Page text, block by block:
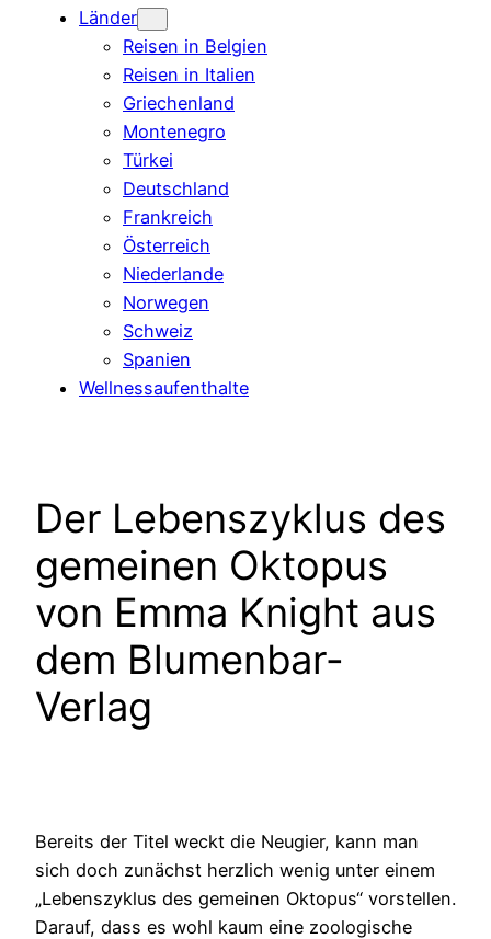
Länder
Reisen in Belgien
Reisen in Italien
Griechenland
Montenegro
Türkei
Deutschland
Frankreich
Österreich
Niederlande
Norwegen
Schweiz
Spanien
Wellnessaufenthalte
Der Lebenszyklus des
gemeinen Oktopus
von Emma Knight aus
dem Blumenbar-
Verlag
Bereits der Titel weckt die Neugier, kann man
sich doch zunächst herzlich wenig unter einem
„Lebenszyklus des gemeinen Oktopus“ vorstellen.
Darauf, dass es wohl kaum eine zoologische